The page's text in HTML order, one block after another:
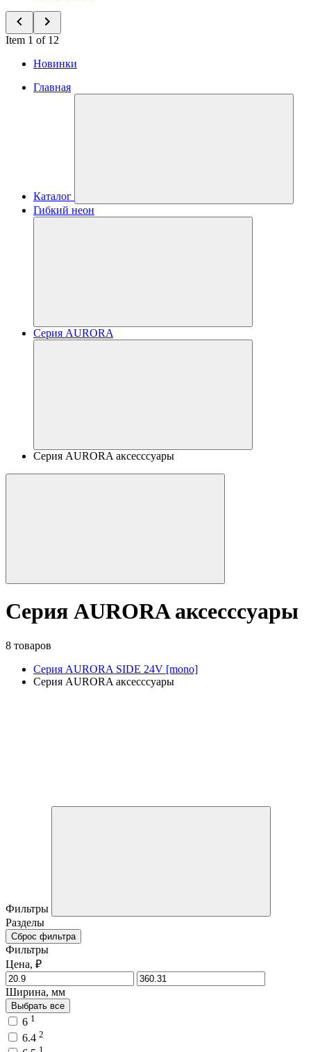
Item 1 of 12
Новинки
Главная
Каталог
Гибкий неон
Серия AURORA
Серия AURORA аксесссуары
Серия AURORA аксесссуары
8 товаров
Серия AURORA SIDE 24V [mono]
Серия AURORA аксесссуары
Фильтры
Разделы
Сброс фильтра
Фильтры
Цена, ₽
Ширина, мм
Выбрать все
6 1
6.4 2
1